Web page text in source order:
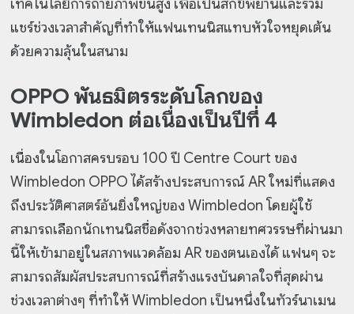
เทคโนโลยีการถ่ายภาพขั้นสูง เพื่อเป็นสักขีพยานและร่วม
แชร์ช่วงเวลาสำคัญที่ทำให้แฟนเทนนิสแทบหัวใจหยุดเต้น
ด้วยความลุ้นในสนาม
OPPO พันธมิตรระดับโลกของ
Wimbledon ต่อเนื่องเป็นปีที่ 4
เนื่องในโอกาสครบรอบ 100 ปี Centre Court ของ
Wimbledon OPPO ได้สร้างประสบการณ์ AR ใหม่ที่แสดง
ถึงประวัติศาสตร์อันยิ่งใหญ่ของ Wimbledon โดยผู้ใช้
สามารถเลือกนักเทนนิสชื่อดังจากช่วงหลายทศวรรษที่ผ่านมา
นี้ให้เข้ามาอยู่ในสภาพแวดล้อม AR ของตนเองได้ แฟนๆ จะ
สามารถสัมผัสประสบการณ์ที่สร้างแรงบันดาลใจที่สุดผ่าน
ช่วงเวลาต่างๆ ที่ทำให้ Wimbledon เป็นหนึ่งในทัวร์นาเมน